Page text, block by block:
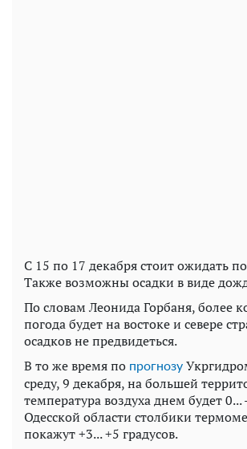
С 15 по 17 декабря стоит ожидать
Также возможны осадки в виде
По словам Леонида Горбаня, более
погода будет на востоке и севере
осадков не предвидеться.
В то же время по прогнозу
среду, 9 декабря, на большей
температура воздуха днем будет 0...
Одесской области столбики
покажут +3... +5 градусов.